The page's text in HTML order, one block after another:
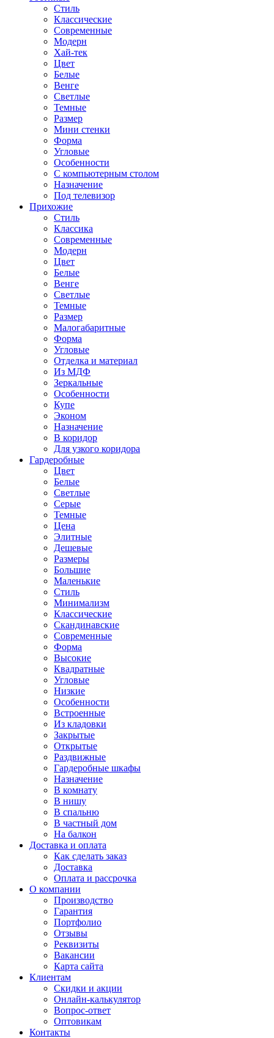
Стиль
Классические
Современные
Модерн
Хай-тек
Цвет
Белые
Венге
Светлые
Темные
Размер
Мини стенки
Форма
Угловые
Особенности
С компьютерным столом
Назначение
Под телевизор
Прихожие
Стиль
Классика
Современные
Модерн
Цвет
Белые
Венге
Светлые
Темные
Размер
Малогабаритные
Форма
Угловые
Отделка и материал
Из МДФ
Зеркальные
Особенности
Купе
Эконом
Назначение
В коридор
Для узкого коридора
Гардеробные
Цвет
Белые
Светлые
Серые
Темные
Цена
Элитные
Дешевые
Размеры
Большие
Маленькие
Стиль
Минимализм
Классические
Скандинавские
Современные
Форма
Высокие
Квадратные
Угловые
Низкие
Особенности
Встроенные
Из кладовки
Закрытые
Открытые
Раздвижные
Гардеробные шкафы
Назначение
В комнату
В нишу
В спальню
В частный дом
На балкон
Доставка и оплата
Как сделать заказ
Доставка
Оплата и рассрочка
О компании
Производство
Гарантия
Портфолио
Отзывы
Реквизиты
Вакансии
Карта сайта
Клиентам
Скидки и акции
Онлайн-калькулятор
Вопрос-ответ
Оптовикам
Контакты